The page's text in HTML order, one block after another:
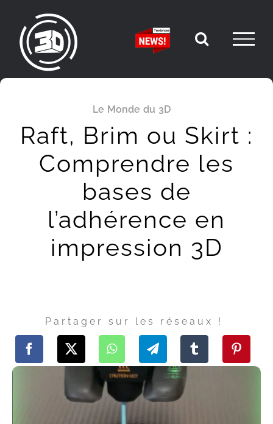
contenu
Le Monde du 3D
Raft, Brim ou Skirt :
Comprendre les
bases de
l’adhérence en
impression 3D
Partager sur les réseaux !